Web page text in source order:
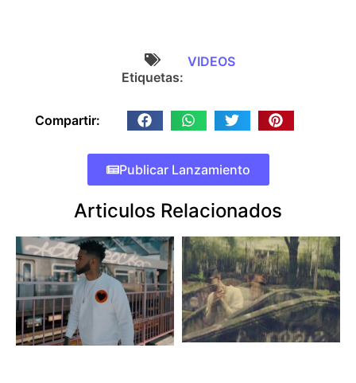
Etiquetas:
VIDEOS
Compartir:
Publicar Lanzamiento
Articulos Relacionados